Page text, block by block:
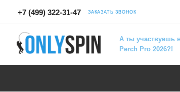
+7 (499) 322-31-47 ЗАКАЗАТЬ ЗВОНОК
А ты участвуешь
Perch Pro 2026?!